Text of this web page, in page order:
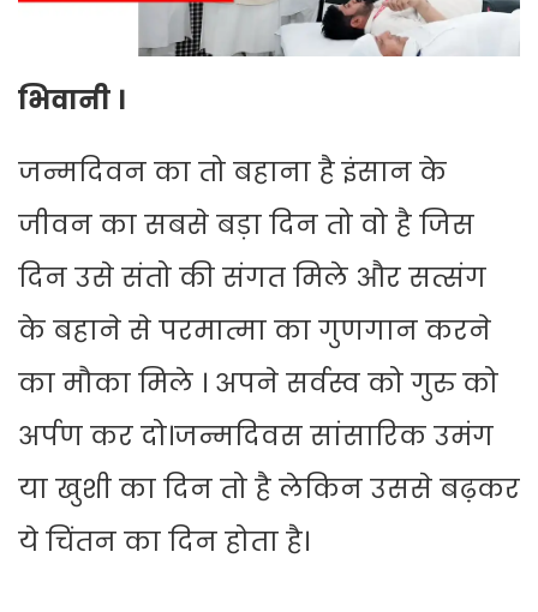
भिवानी ।
जन्मदिवन का तो बहाना है इंसान के
जीवन का सबसे बड़ा दिन तो वो है जिस
दिन उसे संतो की संगत मिले और सत्संग
के बहाने से परमात्मा का गुणगान करने
का मौका मिले । अपने सर्वस्व को गुरु को
अर्पण कर दो।जन्मदिवस सांसारिक उमंग
या खुशी का दिन तो है लेकिन उससे बढ़कर
ये चिंतन का दिन होता है।